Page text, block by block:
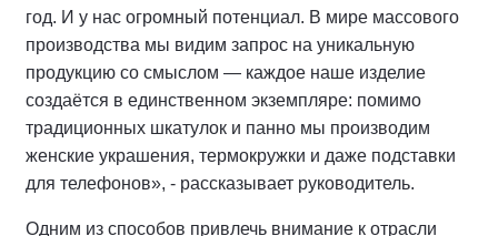
год. И у нас огромный потенциал. В мире массового
производства мы видим запрос на уникальную
продукцию со смыслом — каждое наше изделие
создаётся в единственном экземпляре: помимо
традиционных шкатулок и панно мы производим
женские украшения, термокружки и даже подставки
для телефонов», - рассказывает руководитель.
Одним из способов привлечь внимание к отрасли